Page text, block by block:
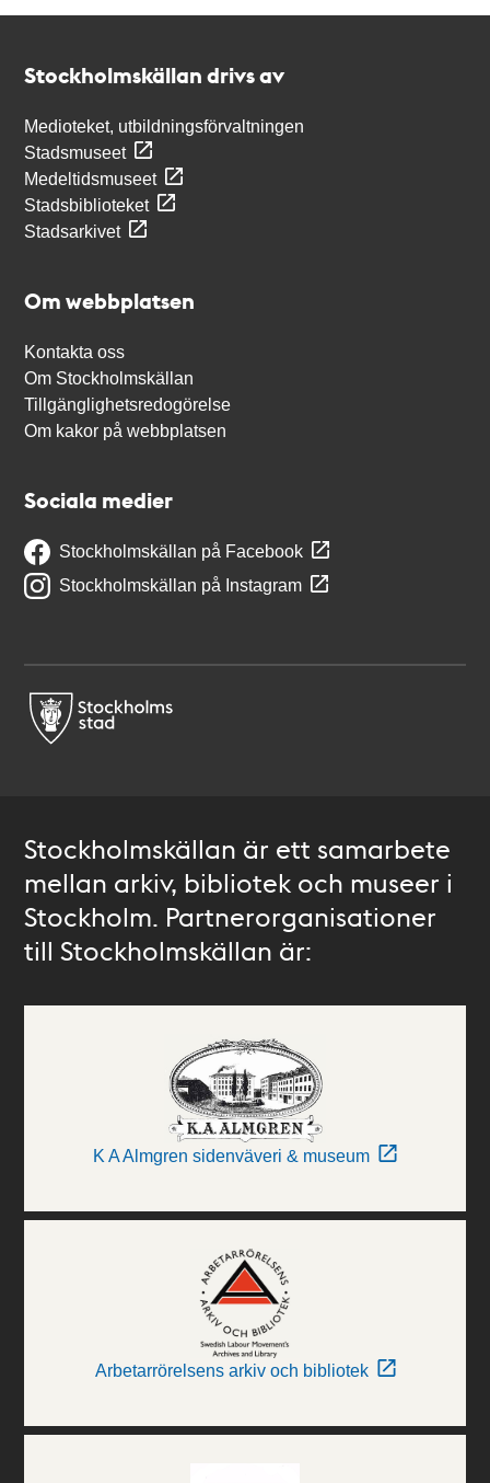
Stockholmskällan drivs av
Medioteket, utbildningsförvaltningen
Stadsmuseet
Medeltidsmuseet
Stadsbiblioteket
Stadsarkivet
Om webbplatsen
Kontakta oss
Om Stockholmskällan
Tillgänglighetsredogörelse
Om kakor på webbplatsen
Sociala medier
Stockholmskällan på Facebook
Stockholmskällan på Instagram
Stockholmskällan är ett samarbete
mellan arkiv, bibliotek och museer i
Stockholm. Partnerorganisationer
till Stockholmskällan är:
K A Almgren sidenväveri & museum
Arbetarrörelsens arkiv och bibliotek